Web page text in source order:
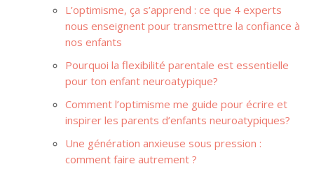
L’optimisme, ça s’apprend : ce que 4 experts
nous enseignent pour transmettre la confiance à
nos enfants
Pourquoi la flexibilité parentale est essentielle
pour ton enfant neuroatypique?
Comment l’optimisme me guide pour écrire et
inspirer les parents d’enfants neuroatypiques?
Une génération anxieuse sous pression :
comment faire autrement ?